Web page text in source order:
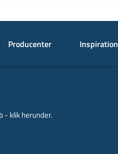
Producenter Inspiration
- klik herunder.